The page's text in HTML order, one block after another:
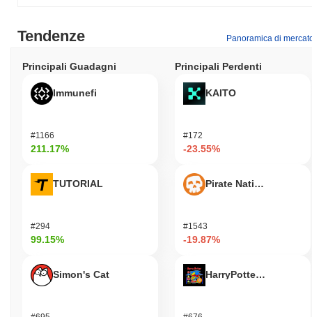
Tendenze Panoramica di
Principali Guadagni
Immunefi
#1166
211.17%
TUTORIAL
#294
99.15%
Simon's Cat
Principali Perdenti
KAITO
#172
-23.55%
Pirate Nation Token
#1543
-19.87%